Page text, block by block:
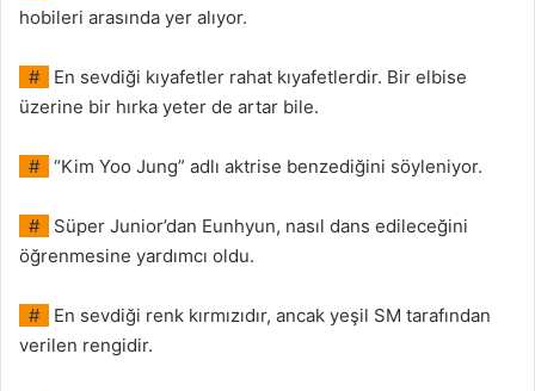
hobileri arasında yer alıyor.
#
En sevdiği kıyafetler rahat kıyafetlerdir. Bir elbise
üzerine bir hırka yeter de artar bile.
# “Kim Yoo Jung” adlı aktrise benzediğini söyleniyor.
#
Süper Junior’dan Eunhyun, nasıl dans edileceğini
öğrenmesine yardımcı oldu.
#
En sevdiği renk kırmızıdır, ancak yeşil SM tarafından
verilen rengidir.